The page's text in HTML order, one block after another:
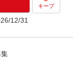
キープ
12/31